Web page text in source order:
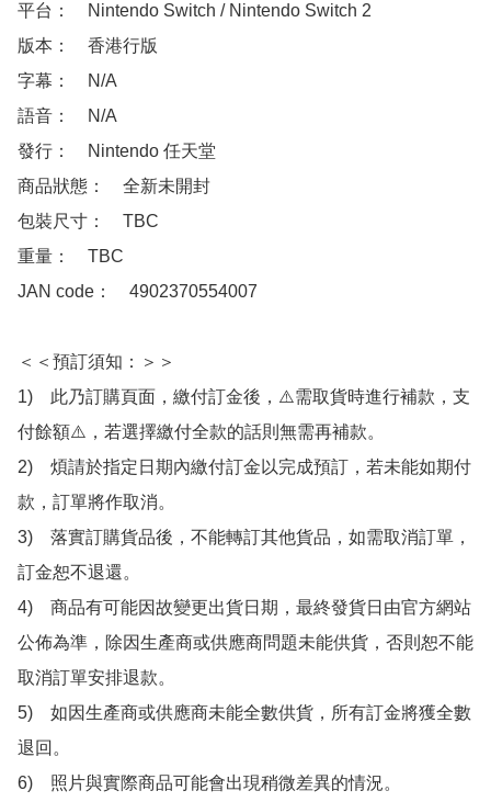
平台：　Nintendo Switch / Nintendo Switch 2
版本：　香港行版
字幕：　N/A
語音：　N/A
發行：　Nintendo 任天堂
商品狀態：　全新未開封
包裝尺寸：　TBC
重量：　TBC
JAN code：　4902370554007
＜＜預訂須知：＞＞
1)　此乃訂購頁面，繳付訂金後，⚠️需取貨時進行補款，支
付餘額⚠️，若選擇繳付全款的話則無需再補款。
2)　煩請於指定日期內繳付訂金以完成預訂，若未能如期付
款，訂單將作取消。
3)　落實訂購貨品後，不能轉訂其他貨品，如需取消訂單，
訂金恕不退還。
4)　商品有可能因故變更出貨日期，最終發貨日由官方網站
公佈為準，除因生產商或供應商問題未能供貨，否則恕不能
取消訂單安排退款。
5)　如因生產商或供應商未能全數供貨，所有訂金將獲全數
退回。
6)　照片與實際商品可能會出現稍微差異的情況。